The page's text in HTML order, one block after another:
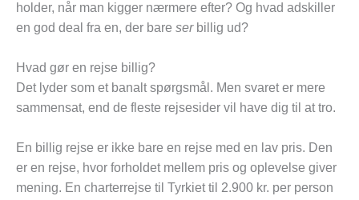
holder, når man kigger nærmere efter? Og hvad adskiller
en god deal fra en, der bare serbillig ud?
Hvad gør en rejse billig?
Det lyder som et banalt spørgsmål. Men svaret er mere
sammensat, end de fleste rejsesider vil have dig til at tro.
En billig rejse er ikke bare en rejse med en lav pris. Den
er en rejse, hvor forholdet mellem pris og oplevelse giver
mening. En charterrejse til Tyrkiet til 2.900 kr. per person